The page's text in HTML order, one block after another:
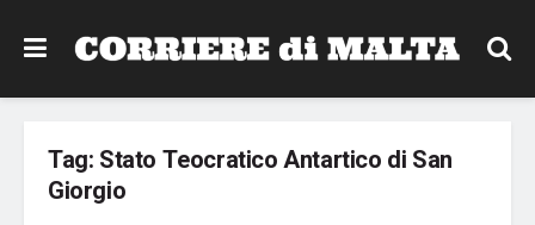
Tag: Stato Teocratico Antartico di San
Giorgio